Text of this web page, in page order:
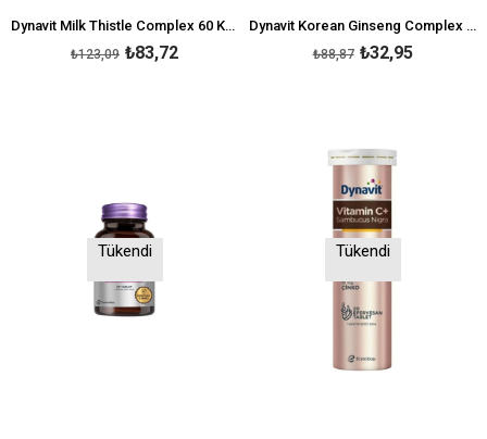
Dynavit Milk Thistle Complex 60 Kapsül
₺83,72
₺123,09
Dynavit Korean Ginseng Complex 30 Kapsül
₺32,95
₺88,87
Tükendi Tükendi